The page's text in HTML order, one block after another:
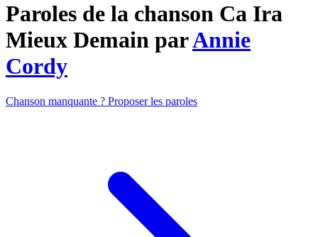
Paroles de la chanson Ca Ira
Mieux Demain parAnnie
Cordy
Chanson manquante ? Proposer les paroles